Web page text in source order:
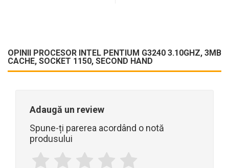
OPINII PROCESOR INTEL PENTIUM G3240 3.10GHZ, 3MB
CACHE, SOCKET 1150, SECOND HAND
Adaugă un review
Spune-ți parerea acordând o notă
produsului